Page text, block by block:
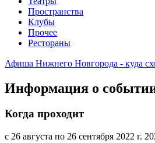
Пространства
Клубы
Прочее
Рестораны
Афиша Нижнего Новгорода - куда
Информация о
Когда проходит
с 26 августа по 26 сентября 2022 г.